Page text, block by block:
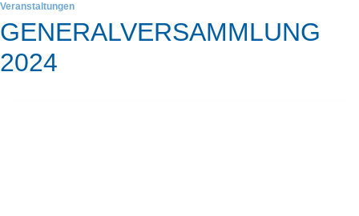
Veranstaltungen
GENERALVERSAMMLUNG
2024